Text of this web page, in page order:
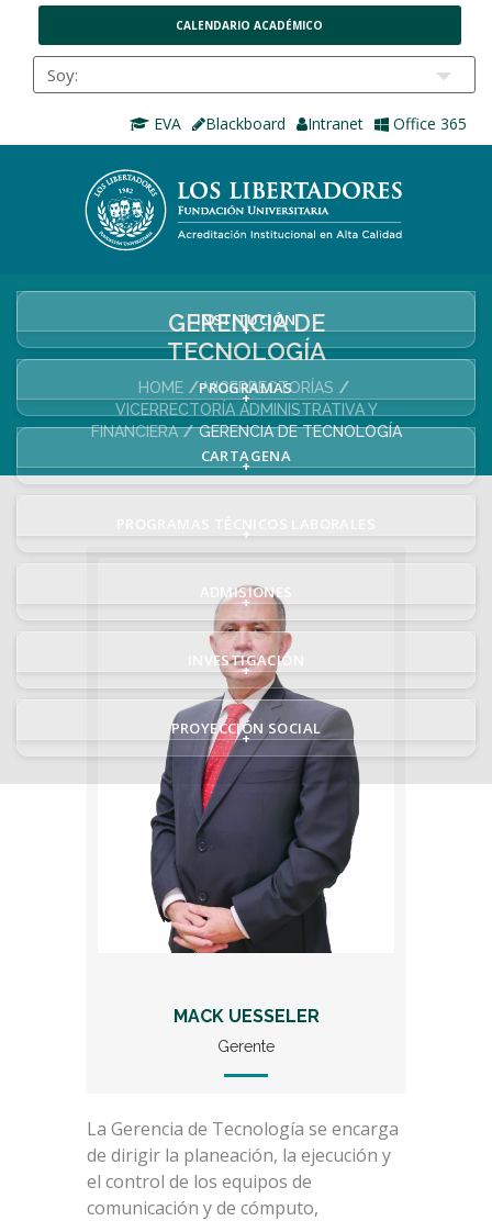
CALENDARIO ACADÉMICO
EVA Blackboard Intranet Office 365
INSTITUCIÓN
+
PROGRAMAS
+
CARTAGENA
+
+
ADMISIONES
+
INVESTIGACIÓN
+
PROYECCIÓN SOCIAL
+
GERENCIA DE
TECNOLOGÍA
HOME
VICERRECTORÍAS
VICERRECTORÍA ADMINISTRATIVA Y
FINANCIERA
GERENCIA DE TECNOLOGÍA
MACK UESSELER
Gerente
La Gerencia de Tecnología se encarga
de dirigir la planeación, la ejecución y
el control de los equipos de
comunicación y de cómputo,